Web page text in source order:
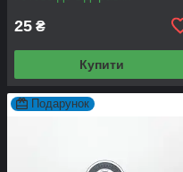
25 ₴
Купити
Подарунок